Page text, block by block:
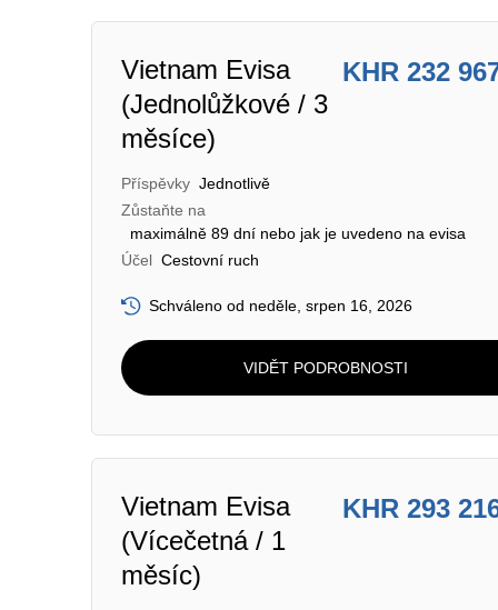
Vietnam Evisa
(Jednolůžkové / 3
měsíce)
KHR 232
Příspěvky Jednotlivě
Zůstaňte na
maximálně 89 dní nebo jak je uvedeno na evisa
Účel Cestovní ruch
Schváleno od neděle, srpen 16, 2026
VIDĚT PODROBNOSTI
Vietnam Evisa
(Vícečetná / 1
měsíc)
KHR 293